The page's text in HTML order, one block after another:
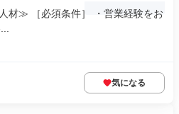
材≫ ［必須条件］ ・営業経験をお
気になる